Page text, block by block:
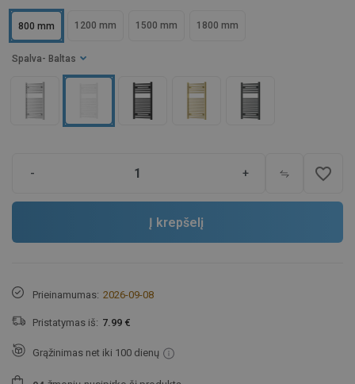
800 mm 1200 mm 1500 mm 1800 mm
Spalva - Baltas
- + favorite_border
Į krepšelį
Prieinamumas: 2026-09-08
Pristatymas iš: 7.99 €
Grąžinimas net iki 100 dienų